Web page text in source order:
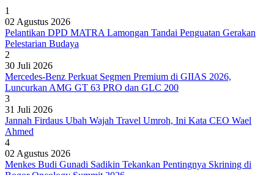
1
02 Agustus 2026
Pelantikan DPD MATRA Lamongan Tandai Penguatan Gerakan
Pelestarian Budaya
2
30 Juli 2026
Mercedes-Benz Perkuat Segmen Premium di GIIAS 2026,
Luncurkan AMG GT 63 PRO dan GLC 200
3
31 Juli 2026
Jannah Firdaus Ubah Wajah Travel Umroh, Ini Kata CEO Wael
Ahmed
4
02 Agustus 2026
Menkes Budi Gunadi Sadikin Tekankan Pentingnya Skrining di